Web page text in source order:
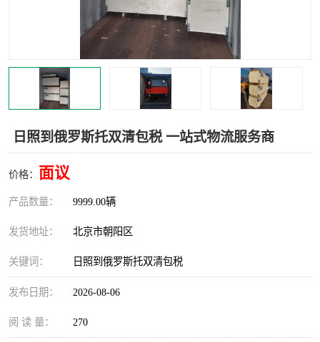
日照到俄罗斯托双清包税 一站式物流服务商
价格： 面议
产品数量： 9999.00辆
发货地址： 北京市朝阳区
关键词： 日照到俄罗斯托双清包税
发布日期： 2026-08-06
阅 读 量： 270